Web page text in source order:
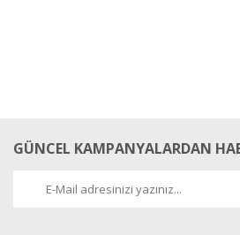
GÜNCEL KAMPANYALARDAN